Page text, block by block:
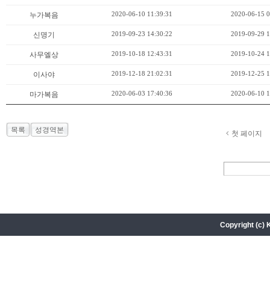
누가복음 2020-06-10 11:39:31 2020-06-15
신명기 2019-09-23 14:30:22 2019-09-29
사무엘상 2019-10-18 12:43:31 2019-10-24
이사야 2019-12-18 21:02:31 2019-12-25
마가복음 2020-06-03 17:40:36 2020-06-10
목록 성경역본 첫 페이지
Copyright (c)